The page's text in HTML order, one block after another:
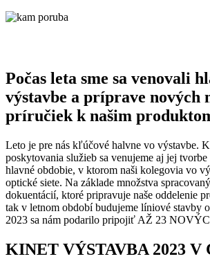
Počas leta sme sa venovali
výstavbe a príprave nových
príručiek k našim
Leto je pre nás kľúčové halvne vo výstavbe.
poskytovania služieb sa venujeme aj jej
hlavné obdobie, v ktorom naši kolegovia vo
optické siete. Na základe množstva
dokuentácií, ktoré pripravuje naše oddelenie
tak v letnom období budujeme líniové stavby
2023 sa nám podarilo pripojiť AŽ 23
KINET VÝSTAVBA 2023 V